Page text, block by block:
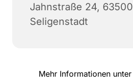
Jahnstraße 24, 63500
Seligenstadt
Mehr Informationen unter